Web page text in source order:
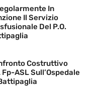
In
Il Servizio
Del P.O.
Costruttivo
Fp-ASL Sull’Ospedale